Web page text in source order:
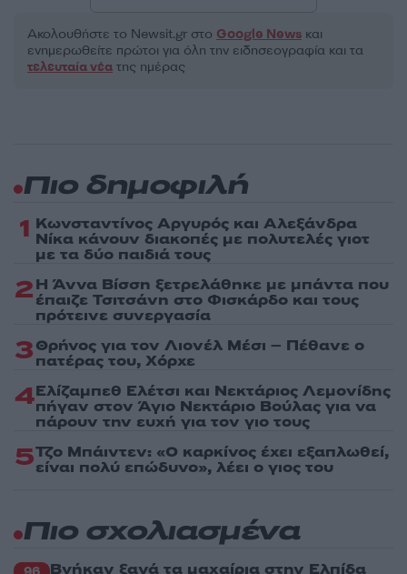
Ακολουθήστε το Νewsit.gr στο Google News και
ενημερωθείτε πρώτοι για όλη την ειδησεογραφία και τα
τελευταία νέα της ημέρας
Πιο δημοφιλή
1 Κωνσταντίνος Αργυρός και Αλεξάνδρα
Νίκα κάνουν διακοπές με πολυτελές γιοτ
με τα δύο παιδιά τους
2Η Άννα Βίσση ξετρελάθηκε με μπάντα που
έπαιζε Τσιτσάνη στο Φισκάρδο και τους
πρότεινε συνεργασία
3Θρήνος για τον Λιονέλ Μέσι – Πέθανε ο
πατέρας του, Χόρχε
4Ελίζαμπεθ Ελέτσι και Νεκτάριος Λεμονίδης
πήγαν στον Άγιο Νεκτάριο Βούλας για να
πάρουν την ευχή για τον γιο τους
5Τζο Μπάιντεν: «Ο καρκίνος έχει εξαπλωθεί,
είναι πολύ επώδυνο», λέει ο γιος του
Πιο σχολιασμένα
Βγήκαν ξανά τα μαχαίρια στην Ελπίδα